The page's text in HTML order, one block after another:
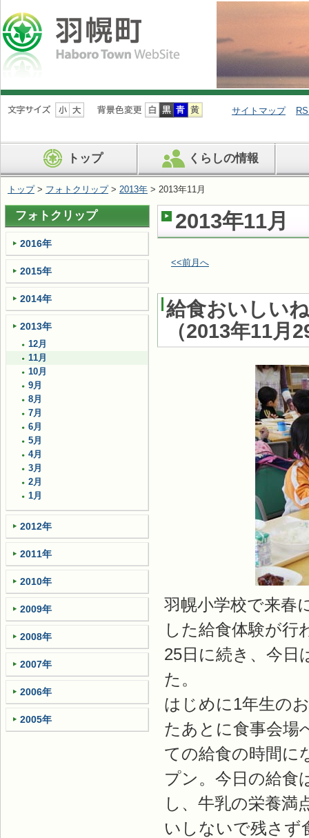
ナ
ビ
ン
を
ば
す
サイトマップ
トップ くらしの情報
トップ> フォトクリップ> 2013年 > 2013年11月
2013年11月
<<前月へ
給食おいしい
（2013年11月
羽幌小学校で来春
した給食体験が行
25日に続き、今日
た。
はじめに1年生の
たあとに食事会場
ての給食の時間に
プン。今日の給食
し、牛乳の栄養満
いしないで残さず
フォトクリップ
2016年
2015年
2014年
2013年
12月
11月
10月
9月
8月
7月
6月
5月
4月
3月
2月
1月
2012年
2011年
2010年
2009年
2008年
2007年
2006年
2005年